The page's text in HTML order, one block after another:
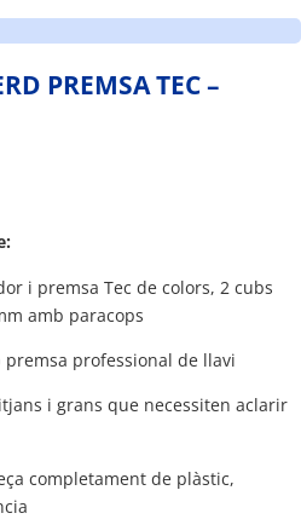
PREMSA TEC –
i premsa Tec de colors, 2 cubs
amb paracops
professional de llavi
i grans que necessiten aclarir
completament de plàstic,